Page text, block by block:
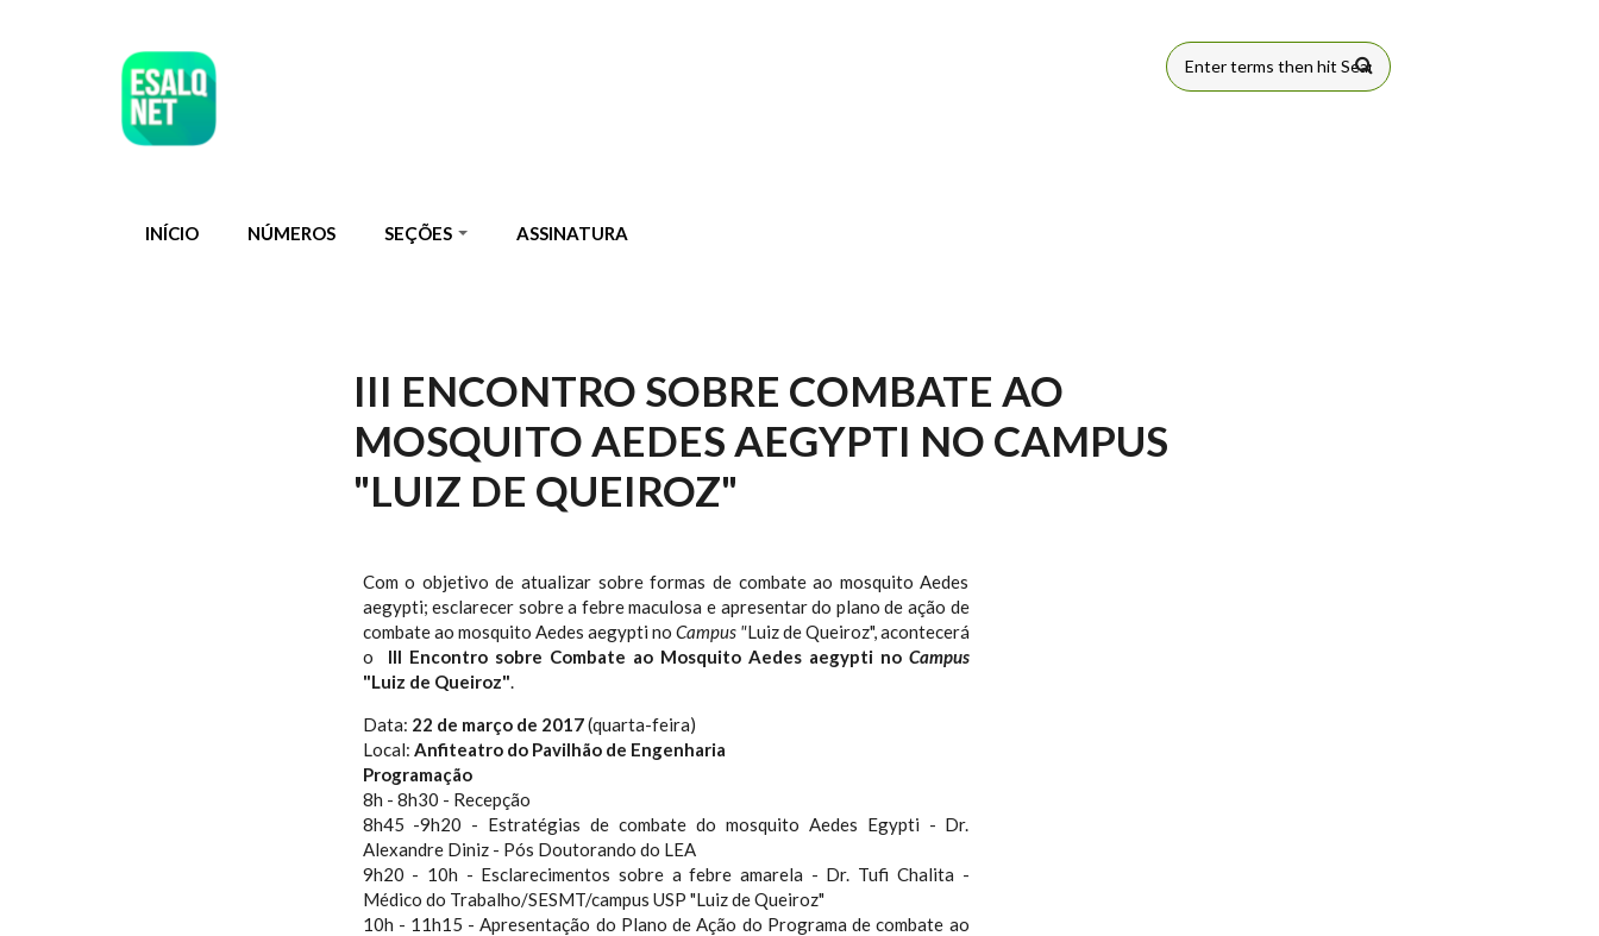
FORMULÁRIO
INÍCIO NÚMEROS SEÇÕES ASSINATURA
III ENCONTRO SOBRE COMBATE AO
MOSQUITO AEDES AEGYPTI NO CAMPUS
"LUIZ DE QUEIROZ"
Com o objetivo de atualizar sobre formas de combate ao mosquito Aedes
aegypti; esclarecer sobre a febre maculosa e apresentar do plano de ação de
combate ao mosquito Aedes aegypti no Campus "Luiz de Queiroz", acontecerá
o III Encontro sobre Combate ao Mosquito Aedes aegypti no Campus
"Luiz de Queiroz".
Data: 22 de março de 2017(quarta-feira)
Local: Anfiteatro do Pavilhão de Engenharia
Programação
8h - 8h30 - Recepção
8h45 -9h20 - Estratégias de combate do mosquito Aedes Egypti - Dr.
Alexandre Diniz - Pós Doutorando do LEA
9h20 - 10h - Esclarecimentos sobre a febre amarela - Dr. Tufi Chalita -
Médico do Trabalho/SESMT/campus USP "Luiz de Queiroz"
10h - 11h15 - Apresentação do Plano de Ação do Programa de combate ao